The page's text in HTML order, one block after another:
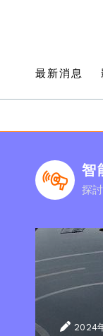
最新消息
智
探
2024